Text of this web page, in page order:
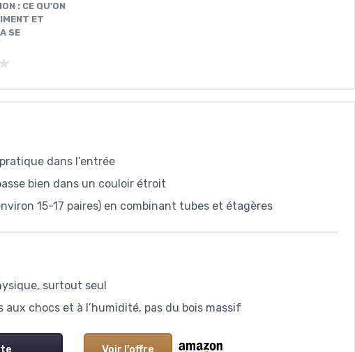
: CE QU’ON
ET
SE
dans l’entrée
bien dans un couloir étroit
15-17 paires) en combinant tubes et étagères
surtout seul
chocs et à l’humidité, pas du bois massif
Voir l'offre